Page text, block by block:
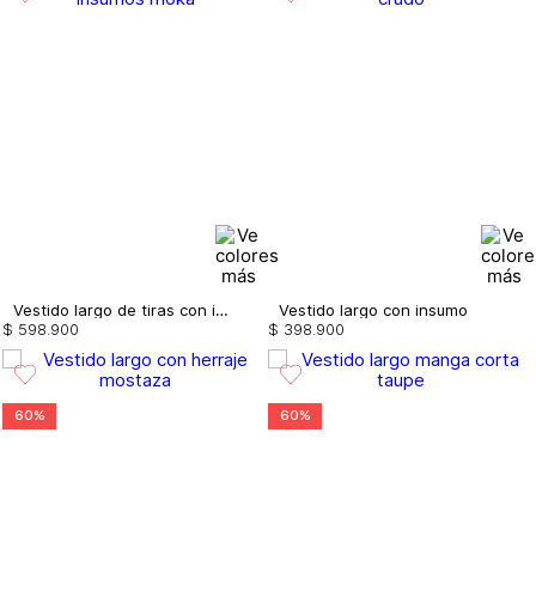
Vestido largo de tiras con insumos
$ 598 900
Vestido largo con insumo
$ 398 900
60% 60%